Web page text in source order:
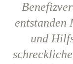
entstanden
und